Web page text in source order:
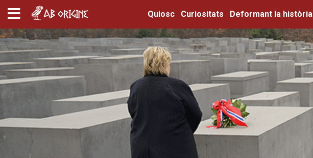
Quiosc Curiositats Deformant la història